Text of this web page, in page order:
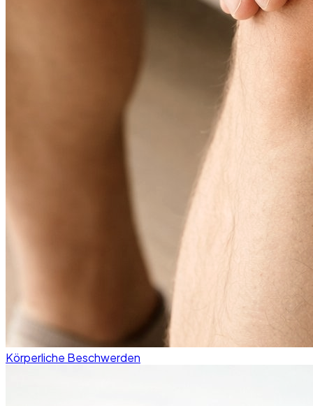
Körperliche Beschwerden